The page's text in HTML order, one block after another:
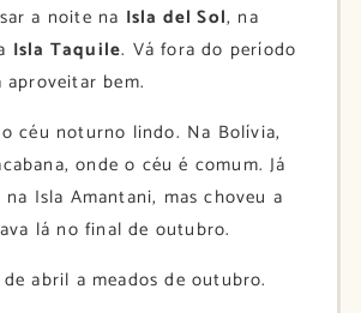
a noite na Isla del Sol, na
Isla Taquile. Vá fora do período
aproveitar bem.
céu noturno lindo. Na Bolívia,
onde o céu é comum. Já
Isla Amantani, mas choveu a
lá no final de outubro.
abril a meados de outubro.